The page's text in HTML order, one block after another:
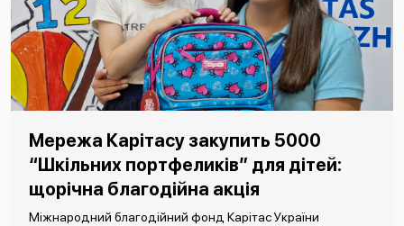
Мережа Карітасу закупить 5000
“Шкільних портфеликів” для дітей:
щорічна благодійна акція
Міжнародний благодійний фонд Карітас України